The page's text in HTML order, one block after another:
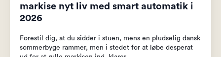
markise nyt liv med smart automatik i
2026
Forestil dig, at du sidder i stuen, mens en pludselig dansk
sommerbyge rammer, men i stedet for at løbe desperat